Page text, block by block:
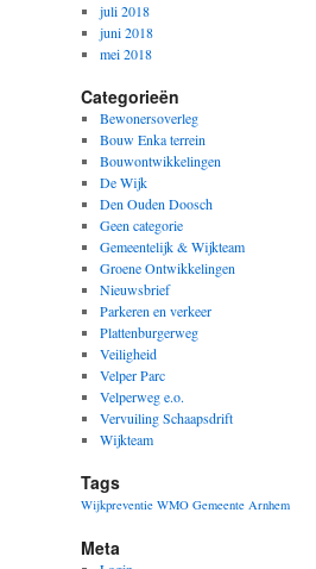
juli 2018
juni 2018
mei 2018
Categorieën
Bewonersoverleg
Bouw Enka terrein
Bouwontwikkelingen
De Wijk
Den Ouden Doosch
Geen categorie
Gemeentelijk & Wijkteam
Groene Ontwikkelingen
Nieuwsbrief
Parkeren en verkeer
Plattenburgerweg
Veiligheid
Velper Parc
Velperweg e.o.
Vervuiling Schaapsdrift
Wijkteam
Tags
Wijkpreventie WMO Gemeente Arnhem
Meta